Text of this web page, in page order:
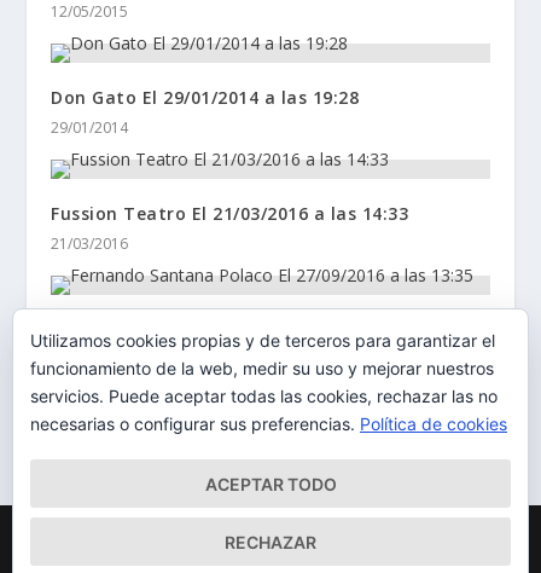
12/05/2015
Don Gato El 29/01/2014 a las 19:28
29/01/2014
Fussion Teatro El 21/03/2016 a las 14:33
21/03/2016
Fernando Santana Polaco El 27/09/2016 a las
13:35
27/09/2016
Elegant Themes| Desarrollado por
Utilizamos cookies propias y de terceros para garantizar el
funcionamiento de la web, medir su uso y mejorar nuestros
servicios. Puede aceptar todas las cookies, rechazar las no
necesarias o configurar sus preferencias. Política de cookies
ACEPTAR TODO
RECHAZAR